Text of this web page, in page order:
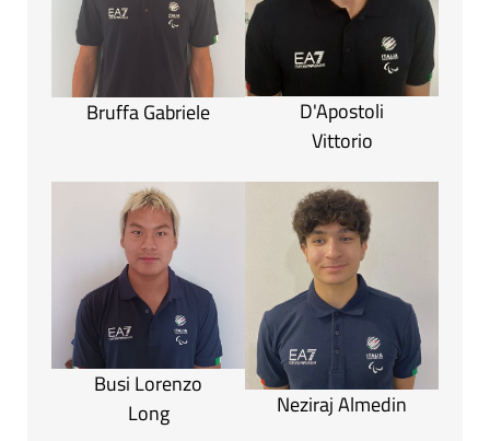
Bruffa Gabriele
D'Apostoli
Vittorio
Busi Lorenzo
Long
Neziraj Almedin